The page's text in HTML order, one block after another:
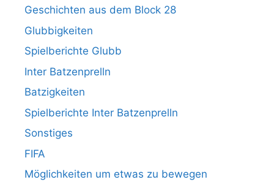
Geschichten aus dem Block 28
Glubbigkeiten
Spielberichte Glubb
Inter Batzenprelln
Batzigkeiten
Spielberichte Inter Batzenprelln
Sonstiges
FIFA
Möglichkeiten um etwas zu bewegen